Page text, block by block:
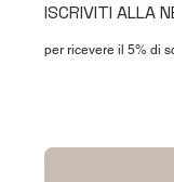
ISCRIVITI ALLA
per ricevere il 5% di